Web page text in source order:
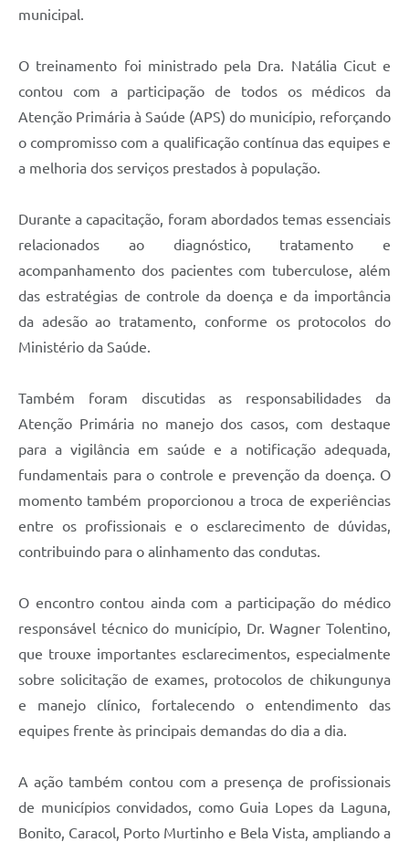
municipal.
O treinamento foi ministrado pela Dra. Natália Cicut e
contou com a participação de todos os médicos da
Atenção Primária à Saúde (APS) do município, reforçando
o compromisso com a qualificação contínua das equipes e
a melhoria dos serviços prestados à população.
Durante a capacitação, foram abordados temas essenciais
relacionados ao diagnóstico, tratamento e
acompanhamento dos pacientes com tuberculose, além
das estratégias de controle da doença e da importância
da adesão ao tratamento, conforme os protocolos do
Ministério da Saúde.
Também foram discutidas as responsabilidades da
Atenção Primária no manejo dos casos, com destaque
para a vigilância em saúde e a notificação adequada,
fundamentais para o controle e prevenção da doença. O
momento também proporcionou a troca de experiências
entre os profissionais e o esclarecimento de dúvidas,
contribuindo para o alinhamento das condutas.
O encontro contou ainda com a participação do médico
responsável técnico do município, Dr. Wagner Tolentino,
que trouxe importantes esclarecimentos, especialmente
sobre solicitação de exames, protocolos de chikungunya
e manejo clínico, fortalecendo o entendimento das
equipes frente às principais demandas do dia a dia.
A ação também contou com a presença de profissionais
de municípios convidados, como Guia Lopes da Laguna,
Bonito, Caracol, Porto Murtinho e Bela Vista, ampliando a